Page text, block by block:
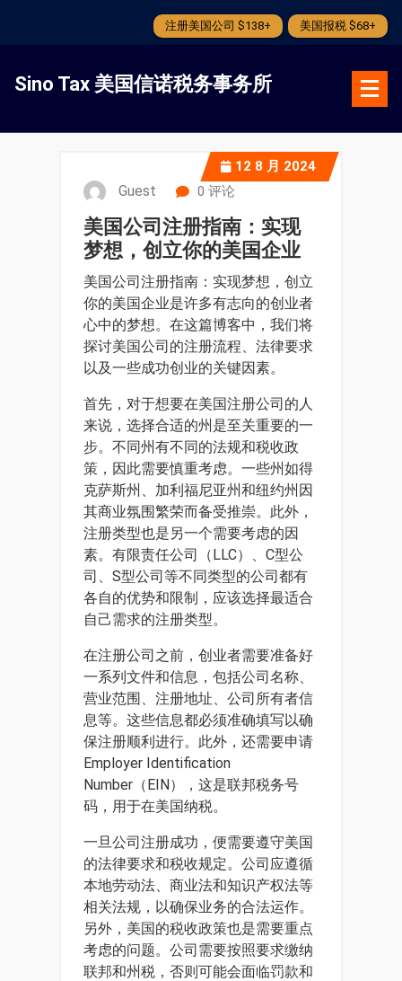
注册美国公司 $138+ 美国报税 $68+
Sino Tax 美国信诺税务事务所
12 8 月 2024
Guest 0 评论
美国公司注册指南：实现
梦想，创立你的美国企业
美国公司注册指南：实现梦想，创立
你的美国企业是许多有志向的创业者
心中的梦想。在这篇博客中，我们将
探讨美国公司的注册流程、法律要求
以及一些成功创业的关键因素。
首先，对于想要在美国注册公司的人
来说，选择合适的州是至关重要的一
步。不同州有不同的法规和税收政
策，因此需要慎重考虑。一些州如得
克萨斯州、加利福尼亚州和纽约州因
其商业氛围繁荣而备受推崇。此外，
注册类型也是另一个需要考虑的因
素。有限责任公司（LLC）、C型公
司、S型公司等不同类型的公司都有
各自的优势和限制，应该选择最适合
自己需求的注册类型。
在注册公司之前，创业者需要准备好
一系列文件和信息，包括公司名称、
营业范围、注册地址、公司所有者信
息等。这些信息都必须准确填写以确
保注册顺利进行。此外，还需要申请
Employer Identification
Number（EIN），这是联邦税务号
码，用于在美国纳税。
一旦公司注册成功，便需要遵守美国
的法律要求和税收规定。公司应遵循
本地劳动法、商业法和知识产权法等
相关法规，以确保业务的合法运作。
另外，美国的税收政策也是需要重点
考虑的问题。公司需要按照要求缴纳
联邦和州税，否则可能会面临罚款和